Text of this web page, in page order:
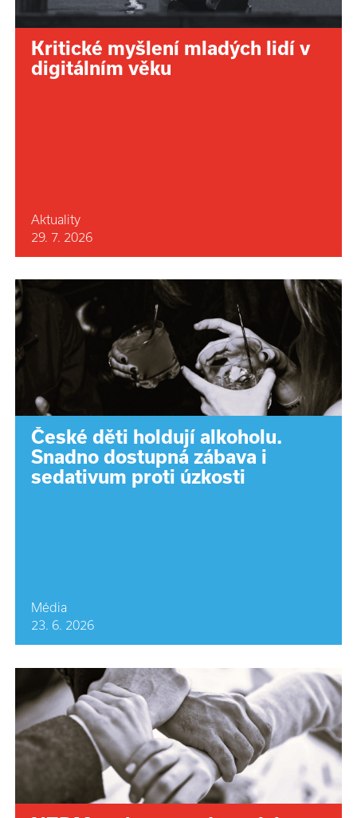
Kritické myšlení mladých lidí v
digitálním věku
Aktuality
29. 7. 2026
České děti holdují alkoholu.
Snadno dostupná zábava i
sedativum proti úzkosti
Média
23. 6. 2026